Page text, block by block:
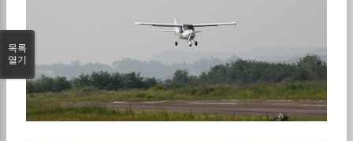
목록
열기